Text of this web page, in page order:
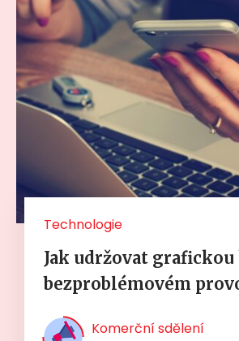
Technologie
Jak udržovat
bezproblémovém
Komerční sdělení